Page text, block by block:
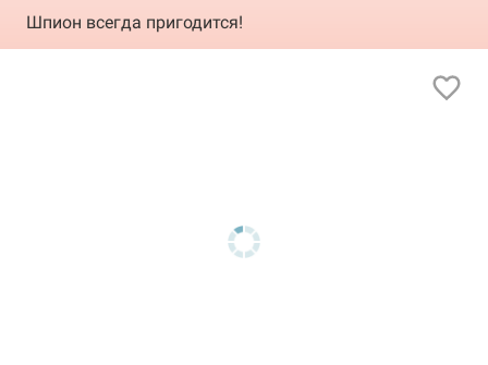
Шпион всегда пригодится!